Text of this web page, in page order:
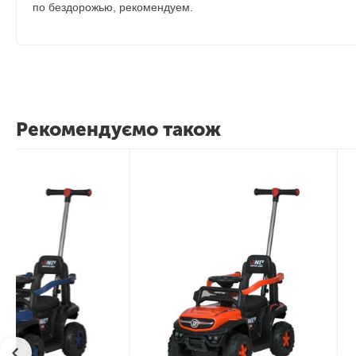
по бездорожью, рекомендуем.
Рекомендуємо також